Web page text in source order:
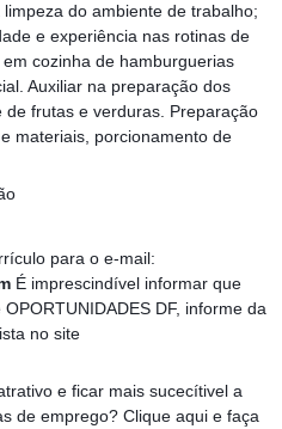
do ambiente de trabalho;
e experiência nas rotinas de
cozinha de hamburguerias
Auxiliar na preparação dos
frutas e verduras. Preparação
materiais, porcionamento de
para o e-mail:
É imprescindível informar que
DF, informe da
no site
e ficar mais sucecítivel a
de emprego? Clique aqui e faça